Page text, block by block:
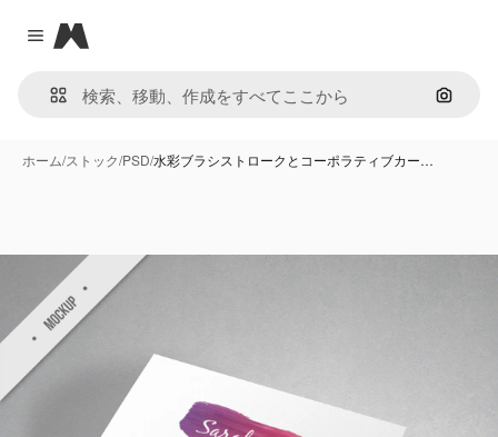
Close menu
Magnific
画像で
ホーム/ストック/PSD/水彩ブラシストロークとコーポラティブカー…